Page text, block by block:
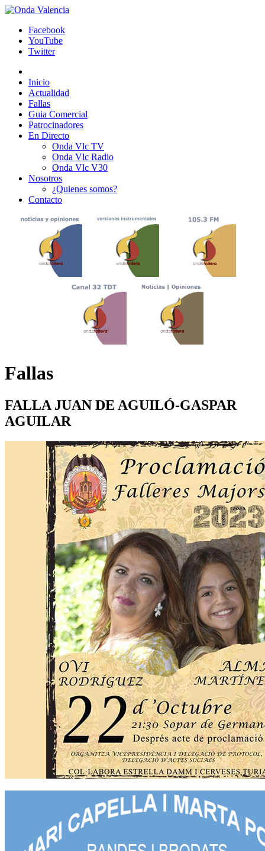
Facebook
YouTube
Twitter
Inicio
Actualidad
Fallas
Guia Comercial
Patrocinadores
En Directo
Onda Vlc TV
Onda Vlc Radio
Onda Vlc V30
Nosotros
¿Quienes somos?
Contacto
Fallas
FALLA JUAN DE AGUILÓ-GASPAR
AGUILAR